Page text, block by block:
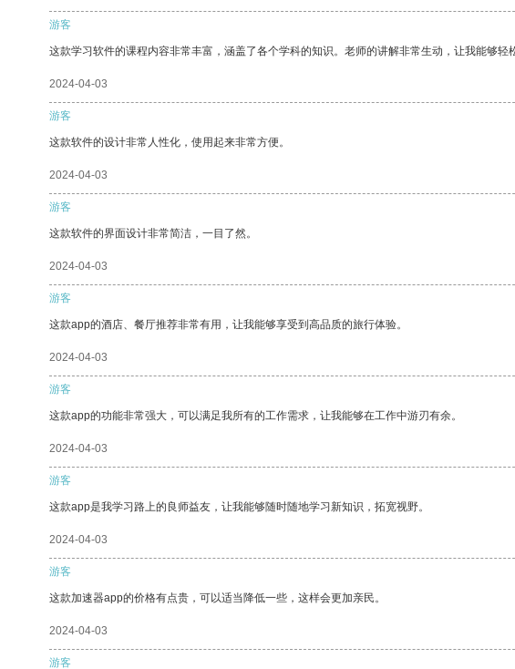
游客
这款学习软件的课程内容非常丰富，涵盖了各个学科的知识。老师的讲解非常生动，让我能够轻
2024-04-03
游客
这款软件的设计非常人性化，使用起来非常方便。
2024-04-03
游客
这款软件的界面设计非常简洁，一目了然。
2024-04-03
游客
这款app的酒店、餐厅推荐非常有用，让我能够享受到高品质的旅行体验。
2024-04-03
游客
这款app的功能非常强大，可以满足我所有的工作需求，让我能够在工作中游刃有余。
2024-04-03
游客
这款app是我学习路上的良师益友，让我能够随时随地学习新知识，拓宽视野。
2024-04-03
游客
这款加速器app的价格有点贵，可以适当降低一些，这样会更加亲民。
2024-04-03
游客